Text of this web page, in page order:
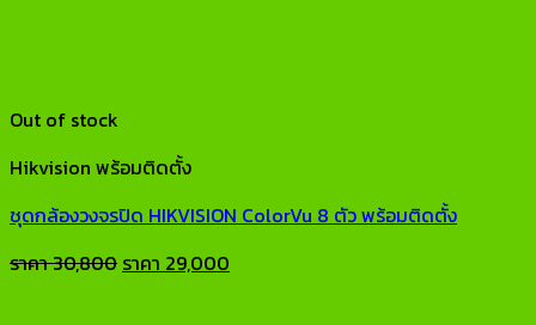
Out of stock
Hikvision พร้อมติดตั้ง
ชุดกล้องวงจรปิด HIKVISION ColorVu 8 ตัว พร้อมติดตั้ง
ราคา30,800 Original
ราคา 29,000